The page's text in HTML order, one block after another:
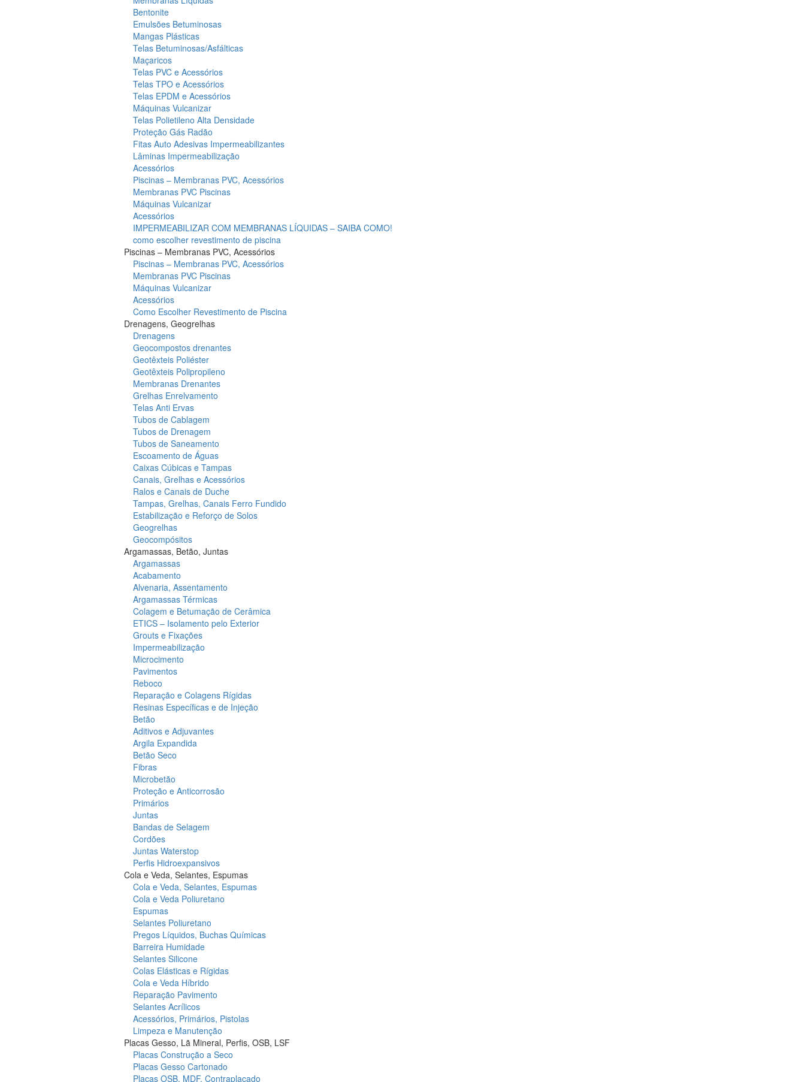
Bentonite
Emulsões Betuminosas
Mangas Plásticas
Telas Betuminosas/Asfálticas
Maçaricos
Telas PVC e Acessórios
Telas TPO e Acessórios
Telas EPDM e Acessórios
Máquinas Vulcanizar
Telas Polietileno Alta Densidade
Proteção Gás Radão
Fitas Auto Adesivas Impermeabilizantes
Lâminas Impermeabilização
Acessórios
Piscinas – Membranas PVC, Acessórios
Membranas PVC Piscinas
Máquinas Vulcanizar
Acessórios
IMPERMEABILIZAR COM MEMBRANAS LÍQUIDAS – SAIBA COMO!
como escolher revestimento de piscina
Piscinas – Membranas PVC, Acessórios
Piscinas – Membranas PVC, Acessórios
Membranas PVC Piscinas
Máquinas Vulcanizar
Acessórios
Como Escolher Revestimento de Piscina
Drenagens, Geogrelhas
Drenagens
Geocompostos drenantes
Geotêxteis Poliéster
Geotêxteis Polipropileno
Membranas Drenantes
Grelhas Enrelvamento
Telas Anti Ervas
Tubos de Cablagem
Tubos de Drenagem
Tubos de Saneamento
Escoamento de Águas
Caixas Cúbicas e Tampas
Canais, Grelhas e Acessórios
Ralos e Canais de Duche
Tampas, Grelhas, Canais Ferro Fundido
Estabilização e Reforço de Solos
Geogrelhas
Geocompósitos
Argamassas, Betão, Juntas
Argamassas
Acabamento
Alvenaria, Assentamento
Argamassas Térmicas
Colagem e Betumação de Cerâmica
ETICS – Isolamento pelo Exterior
Grouts e Fixações
Impermeabilização
Microcimento
Pavimentos
Reboco
Reparação e Colagens Rígidas
Resinas Específicas e de Injeção
Betão
Aditivos e Adjuvantes
Argila Expandida
Betão Seco
Fibras
Microbetão
Proteção e Anticorrosão
Primários
Juntas
Bandas de Selagem
Cordões
Juntas Waterstop
Perfis Hidroexpansivos
Cola e Veda, Selantes, Espumas
Cola e Veda, Selantes, Espumas
Cola e Veda Poliuretano
Espumas
Selantes Poliuretano
Pregos Líquidos, Buchas Químicas
Barreira Humidade
Selantes Silicone
Colas Elásticas e Rígidas
Cola e Veda Híbrido
Reparação Pavimento
Selantes Acrílicos
Acessórios, Primários, Pistolas
Limpeza e Manutenção
Placas Gesso, Lã Mineral, Perfis, OSB, LSF
Placas Construção a Seco
Placas Gesso Cartonado
Placas OSB, MDF, Contraplacado